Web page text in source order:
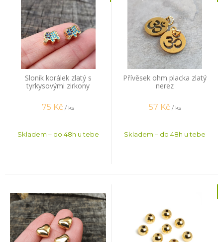
Sloník korálek zlatý s
tyrkysovými zirkony
75 Kč / ks
Skladem – do 48h u tebe
Přívěsek ohm placka zlatý
nerez
57 Kč / ks
Skladem – do 48h u tebe